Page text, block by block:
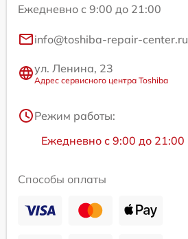
Ежедневно с 9:00 до 21:00
info@toshiba-repair-center.ru
ул. Ленина, 23
Адрес сервисного центра Toshiba
Режим работы:
Ежедневно с 9:00 до 21:00
Способы оплаты